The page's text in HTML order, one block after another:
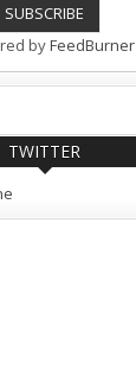
byFeedBurner
TWITTER